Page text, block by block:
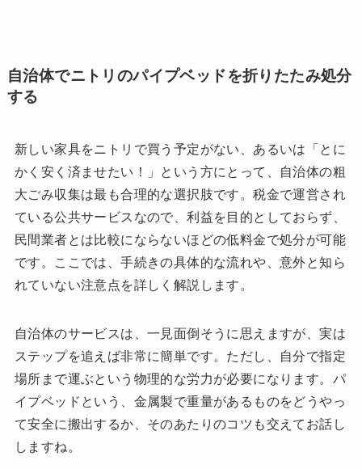
自治体でニトリのパイプベッドを折りたたみ処分
する
新しい家具をニトリで買う予定がない、あるいは「とに
かく安く済ませたい！」という方にとって、自治体の粗
大ごみ収集は最も合理的な選択肢です。税金で運営され
ている公共サービスなので、利益を目的としておらず、
民間業者とは比較にならないほどの低料金で処分が可能
です。ここでは、手続きの具体的な流れや、意外と知ら
れていない注意点を詳しく解説します。
自治体のサービスは、一見面倒そうに思えますが、実は
ステップを追えば非常に簡単です。ただし、自分で指定
場所まで運ぶという物理的な労力が必要になります。パ
イプベッドという、金属製で重量があるものをどうやっ
て安全に搬出するか、そのあたりのコツも交えてお話し
しますね。